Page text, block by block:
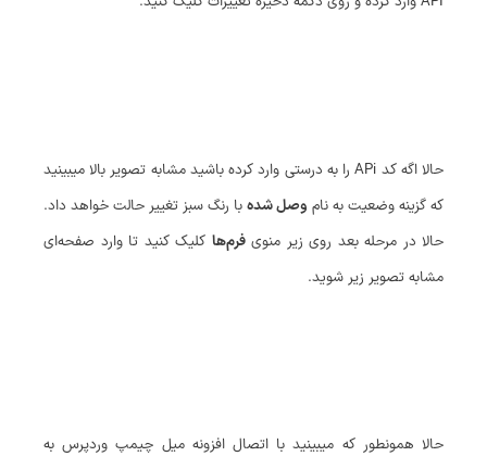
حالا اگه کد APi را به درستی وارد کرده باشید مشابه تصویر بالا میبینید
که گزینه وضعیت به نام وصل شده با رنگ سبز تغییر حالت خواهد داد.
حالا در مرحله بعد روی زیر منویفرم‌ها کلیک کنید تا وارد صفحه‌ای
مشابه تصویر زیر شوید.
حالا همونطور که میبینید با اتصال افزونه میل چیمپ وردپرس به